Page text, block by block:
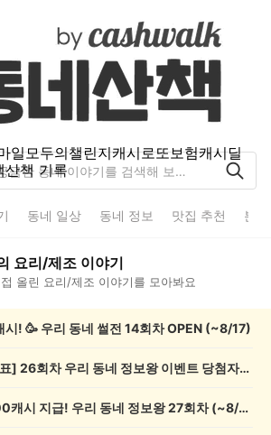
일모두의챌린지캐시로또보험캐시딜
산책 기록
동네 일상 동네 정보 맛집 추천 분
요리/제조 이야기
올린 요리/제조 이야기를 모아봐요
! 🥳 우리 동네 썰전 14회차 OPEN (~8/17)
💰[당첨자 발표] 26회차 우리 동네 정보왕 이벤트 당첨자를 발표합니다!
💸 전원 2,000캐시 지급! 우리 동네 정보왕 27회차 (~8/10)